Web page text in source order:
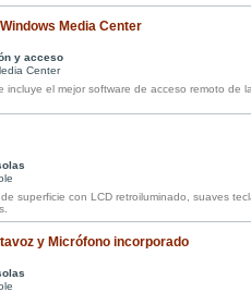
Media Center
y acceso
Center
incluye el mejor software de acceso remoto de
superficie con LCD retroiluminado, suaves
y Micrófono incorporado